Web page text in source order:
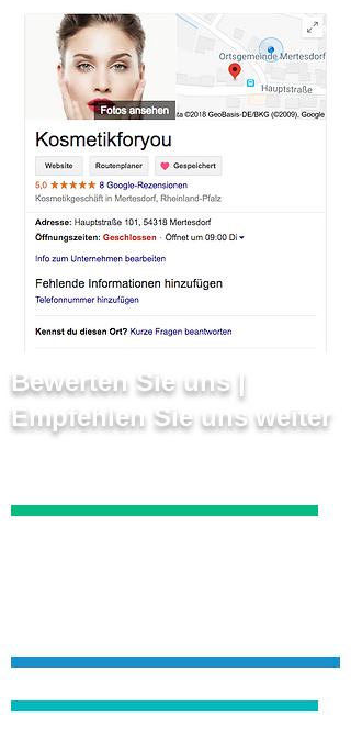
Bewerten Sie uns |
Empfehlen Sie uns weiter